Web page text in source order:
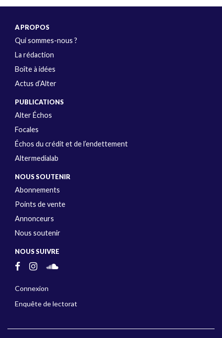
A PROPOS
Qui sommes-nous ?
La rédaction
Boîte à idées
Actus d’Alter
PUBLICATIONS
Alter Échos
Focales
Échos du crédit et de l’endettement
Altermedialab
NOUS SOUTENIR
Abonnements
Points de vente
Annonceurs
Nous soutenir
NOUS SUIVRE
Connexion
Enquête de lectorat